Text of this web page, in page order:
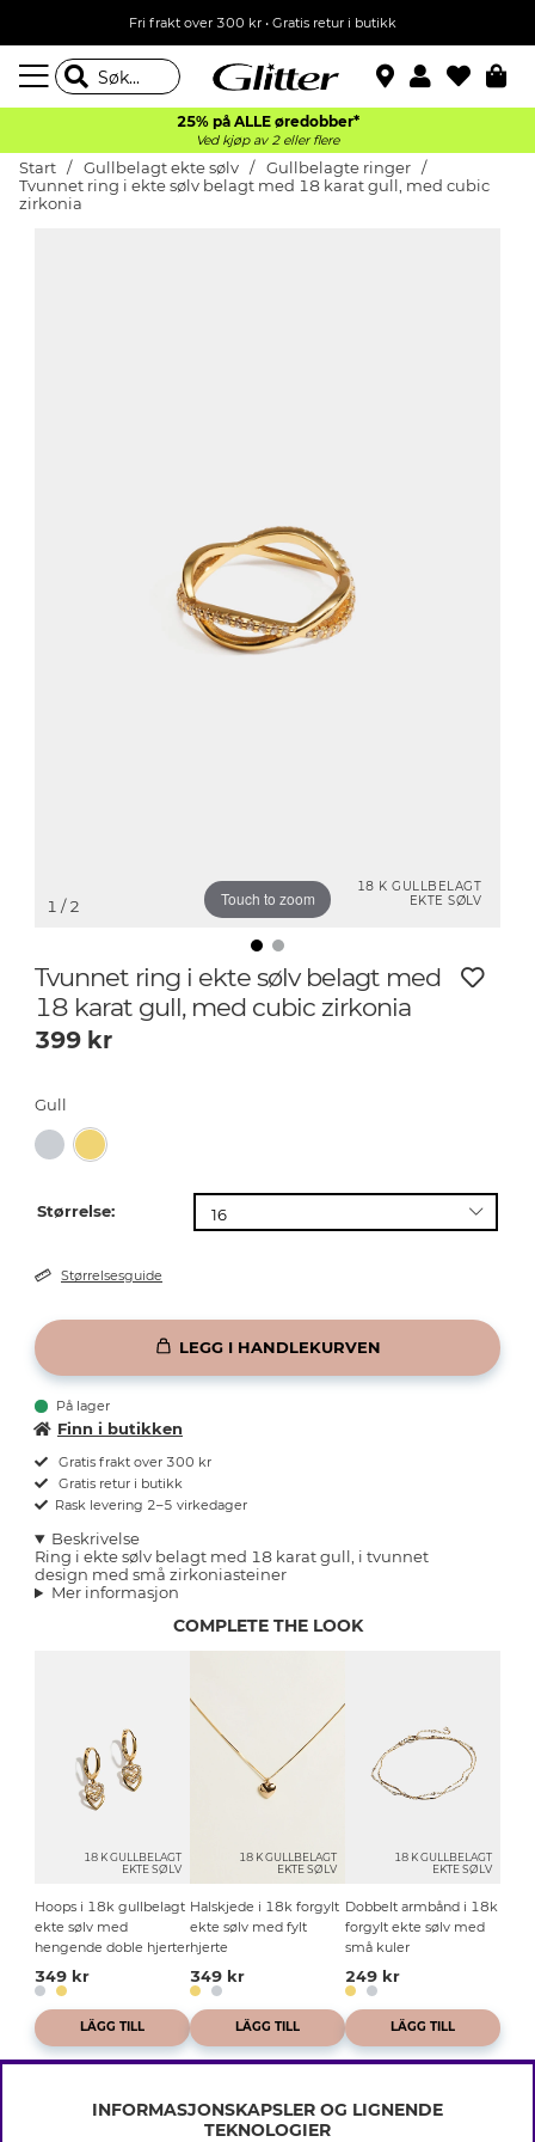
Fri frakt over 300 kr • Gratis retur i butikk
25% på ALLE øredobber*
Ved kjøp av 2 eller flere
Start Gullbelagt ekte sølv
Gullbelagte ringer
Tvunnet ring i ekte sølv belagt med 18 karat gull, med cubic
zirkonia
18 K GULLBELAGT
EKTE SØLV
Touch to zoom
1 / 2
Tvunnet ring i ekte sølv belagt med
18 karat gull, med cubic zirkonia
399 kr
Gull
Størrelse:
Størrelsesguide
LEGG I HANDLEKURVEN
På lager
Finn i butikken
Gratis frakt over 300 kr
Gratis retur i butikk
Rask levering 2–5 virkedager
Beskrivelse
Ring i ekte sølv belagt med 18 karat gull, i tvunnet
design med små zirkoniasteiner
Mer informasjon
COMPLETE THE LOOK
18 K GULLBELAGT
EKTE SØLV
Hoops i 18k gullbelagt
ekte sølv med
hengende doble hjerter
349 kr
LÄGG TILL
18 K GULLBELAGT
EKTE SØLV
Halskjede i 18k forgylt
ekte sølv med fylt
hjerte
349 kr
LÄGG TILL
18 K GULLBELAGT
EKTE SØLV
Dobbelt armbånd i 18k
forgylt ekte sølv med
små kuler
249 kr
LÄGG TILL
INFORMASJONSKAPSLER OG LIGNENDE
TEKNOLOGIER